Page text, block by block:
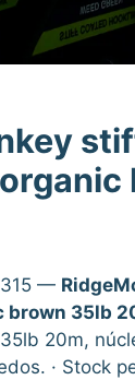
—
brown 35lb
20m,
· Stock